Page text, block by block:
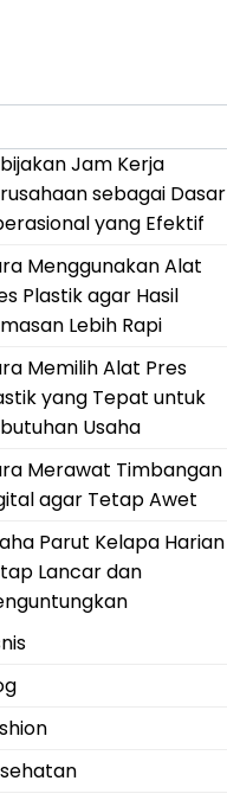
Jam Kerja
sebagai Dasar
yang Efektif
Menggunakan Alat
Plastik agar Hasil
Lebih Rapi
Memilih Alat Pres
yang Tepat untuk
Usaha
Merawat Timbangan
agar Tetap Awet
Parut Kelapa Harian
Lancar dan